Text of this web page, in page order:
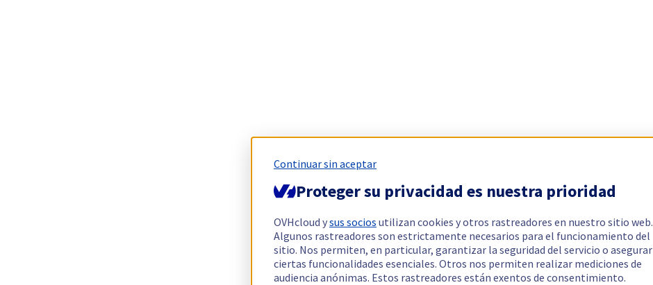
Continuar sin aceptar
Proteger su privacidad es nuestra prioridad
OVHcloud ysus socios utilizan cookies y otros rastreadores en nuestro sitio web.
Algunos rastreadores son estrictamente necesarios para el funcionamiento del
sitio. Nos permiten, en particular, garantizar la seguridad del servicio o asegurar
ciertas funcionalidades esenciales. Otros nos permiten realizar mediciones de
audiencia anónimas. Estos rastreadores están exentos de consentimiento.